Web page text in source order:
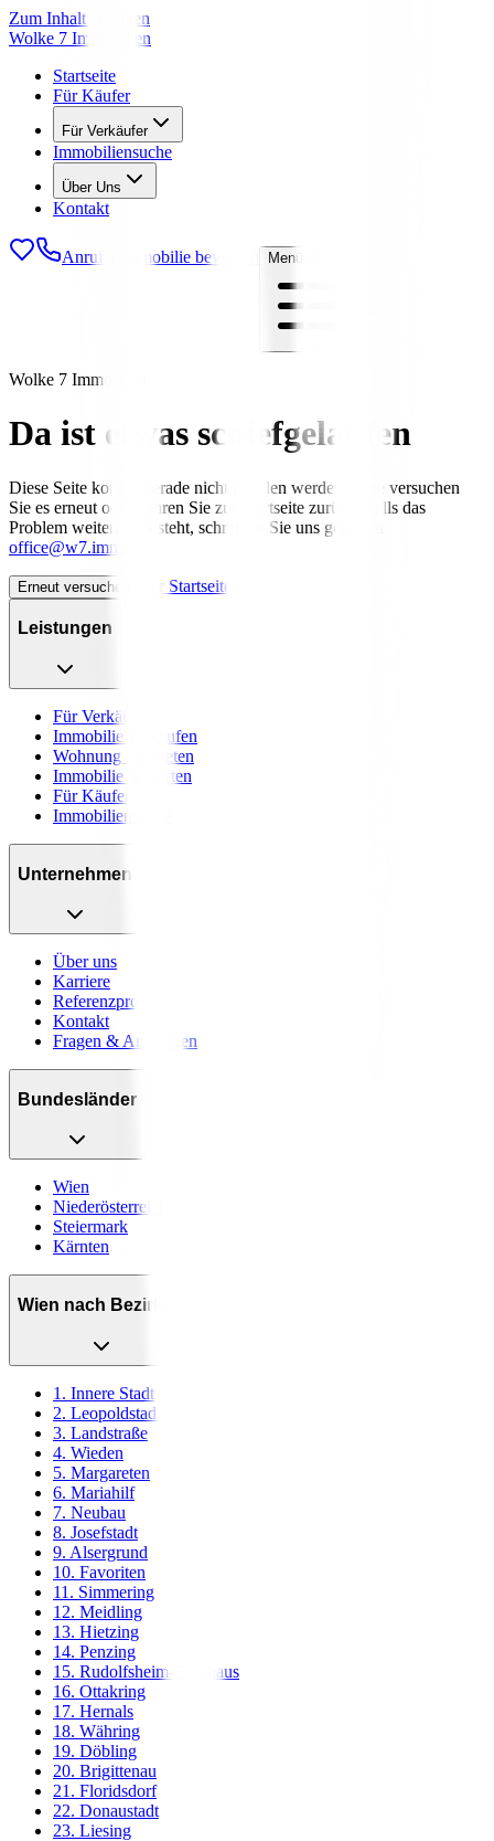
Zum Inhalt springen
Wolke 7 Immobilien
Startseite
Für Käufer
Für Verkäufer
Immobiliensuche
Über Uns
Kontakt
Anrufen Immobilie bewerten Menü öffnen
Wolke 7 Immobilien
Da ist etwas schiefgelaufen
Diese Seite konnte gerade nicht geladen werden. Bitte versuchen
Sie es erneut oder kehren Sie zur Startseite zurück. Falls das
Problem weiterhin besteht, schreiben Sie uns gerne an
office@w7.immo
Erneut versuchen Zur Startseite
Leistungen
Für Verkäufer
Immobilie verkaufen
Wohnung vermieten
Immobilie bewerten
Für Käufer
Immobiliensuche
Unternehmen
Über uns
Karriere
Referenzprojekte
Kontakt
Fragen & Antworten
Bundesländer
Wien
Niederösterreich
Steiermark
Kärnten
Wien nach Bezirken
1. Innere Stadt
2. Leopoldstadt
3. Landstraße
4. Wieden
5. Margareten
6. Mariahilf
7. Neubau
8. Josefstadt
9. Alsergrund
10. Favoriten
11. Simmering
12. Meidling
13. Hietzing
14. Penzing
15. Rudolfsheim-Fünfhaus
16. Ottakring
17. Hernals
18. Währing
19. Döbling
20. Brigittenau
21. Floridsdorf
22. Donaustadt
23. Liesing